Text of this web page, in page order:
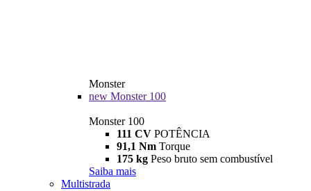
Monster
new Monster 100
Monster 100
111 CV POTÊNCIA
91,1 Nm Torque
175 kg Peso bruto sem combustível
Saiba mais
Multistrada